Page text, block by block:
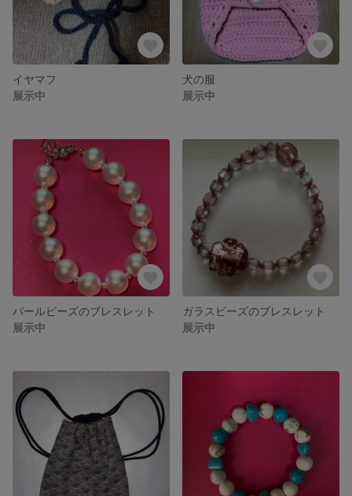
イヤマフ
展示中
犬の服
展示中
パールビーズのブレスレット
展示中
ガラスビーズのブレスレット
展示中